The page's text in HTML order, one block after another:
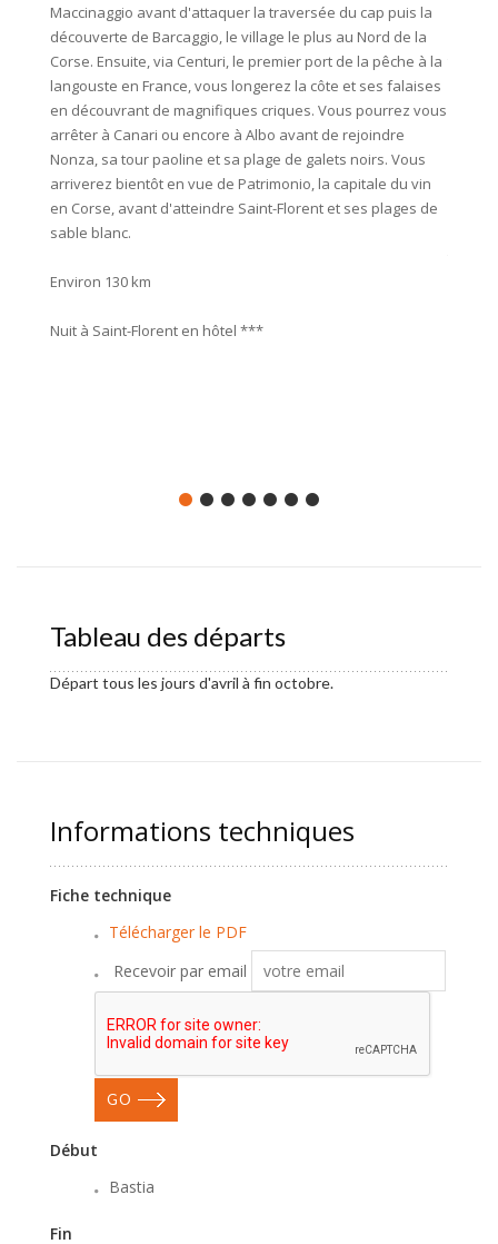
Maccinaggio avant d'attaquer la traversée du cap puis la
découverte de Barcaggio, le village le plus au Nord de la
Corse. Ensuite, via Centuri, le premier port de la pêche à la
langouste en France, vous longerez la côte et ses falaises
en découvrant de magnifiques criques. Vous pourrez vous
arrêter à Canari ou encore à Albo avant de rejoindre
Nonza, sa tour paoline et sa plage de galets noirs. Vous
arriverez bientôt en vue de Patrimonio, la capitale du vin
en Corse, avant d'atteindre Saint-Florent et ses plages de
sable blanc.
Environ 130 km
Nuit à Saint-Florent en hôtel ***
Tableau des départs
Départ tous les jours d'avril à fin octobre.
Informations techniques
Fiche technique
Télécharger le PDF
Recevoir par email
GO
Début
Bastia
Fin